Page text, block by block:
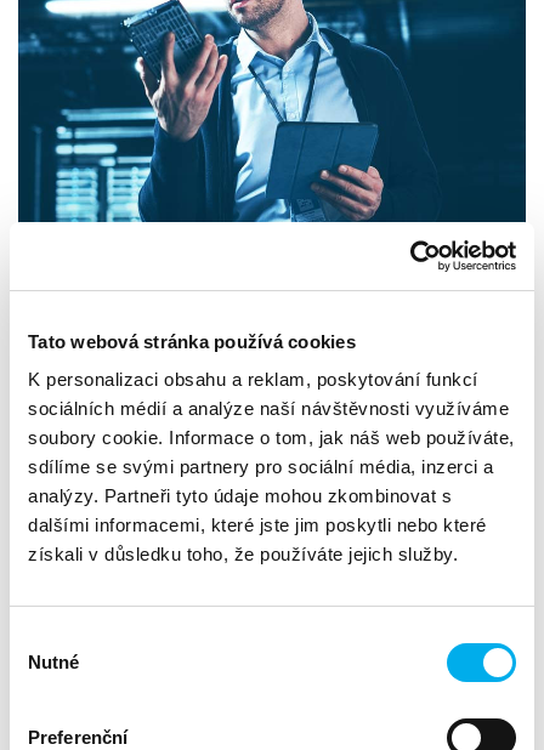
Tato webová stránka používá cookies
K personalizaci obsahu a reklam, poskytování funkcí
sociálních médií a analýze naší návštěvnosti využíváme
soubory cookie. Informace o tom, jak náš web používáte,
sdílíme se svými partnery pro sociální média, inzerci a
analýzy. Partneři tyto údaje mohou zkombinovat s
dalšími informacemi, které jste jim poskytli nebo které
získali v důsledku toho, že používáte jejich služby.
souhlasu
Nutné
Preferenční
Dokážeme navrhnout výběr vhodných produktů,
technologií a služeb pro jakoukoliv fázi projektu, aby
jeho realizace byla úspěšná, maximálně vyhovovala
zákazníkovi a byla pro něj přínosem.
Jaké služby pro vás můžeme zajistit:
pomoc s řešením technických a licenčních problémů při
zapůjčení vybraných produktů, příprava proof-of-